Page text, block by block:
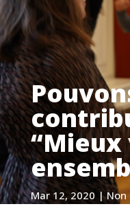
Mar 12, 2020 |Non